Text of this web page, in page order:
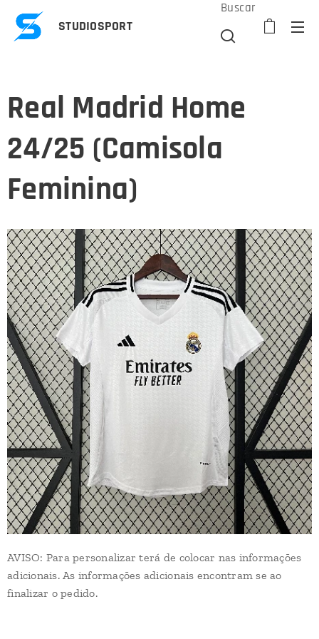
STUDIOSPORT
Buscar
Real Madrid Home
24/25 (Camisola
Feminina)
AVISO: Para personalizar terá de colocar nas informações
adicionais. As informações adicionais encontram se ao
finalizar o pedido.